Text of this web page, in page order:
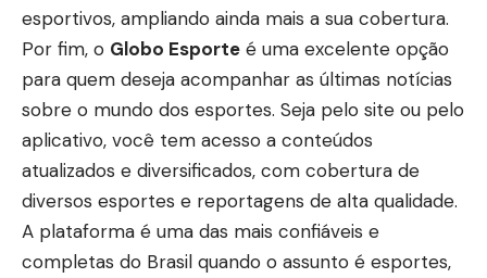
esportivos, ampliando ainda mais a sua cobertura.
Por fim, o Globo Esporte é uma excelente opção
para quem deseja acompanhar as últimas notícias
sobre o mundo dos esportes. Seja pelo site ou pelo
aplicativo, você tem acesso a conteúdos
atualizados e diversificados, com cobertura de
diversos esportes e reportagens de alta qualidade.
A plataforma é uma das mais confiáveis e
completas do Brasil quando o assunto é esportes,